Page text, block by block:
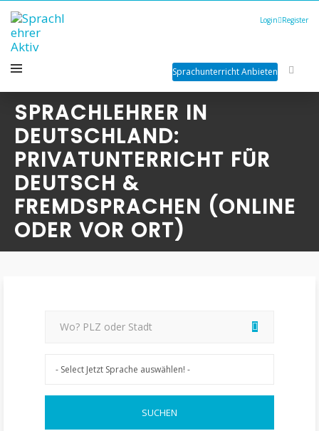
Login Register
Sprachunterricht Anbieten
SPRACHLEHRER IN
DEUTSCHLAND:
PRIVATUNTERRICHT FÜR
DEUTSCH &
FREMDSPRACHEN (ONLINE
ODER VOR ORT)